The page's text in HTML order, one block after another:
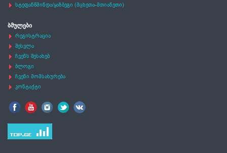
სტეფანწმინდა/ყაზბეგი (მცხეთა-მთიანეთი)
ბმულები
რეგისტრაცია
შესვლა
ჩვენს შესახებ
ბლოგი
ჩვენი მომსახურება
კონტაქტი